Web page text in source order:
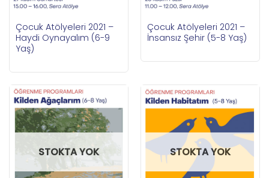
Çocuk Atölyeleri 2021 –
Haydi Oynayalım (6-9
Yaş)
Çocuk Atölyeleri 2021 –
İnsansız Şehir (5-8 Yaş)
STOKTA YOK STOKTA YOK